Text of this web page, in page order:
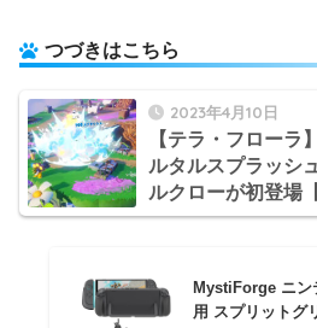
つづきはこちら
2023年4月10日
【テラ・フローラ
ルタルスプラッシ
ルクローが初登場
ラクシーバトル日
MystiForge ニン
用 スプリットグ